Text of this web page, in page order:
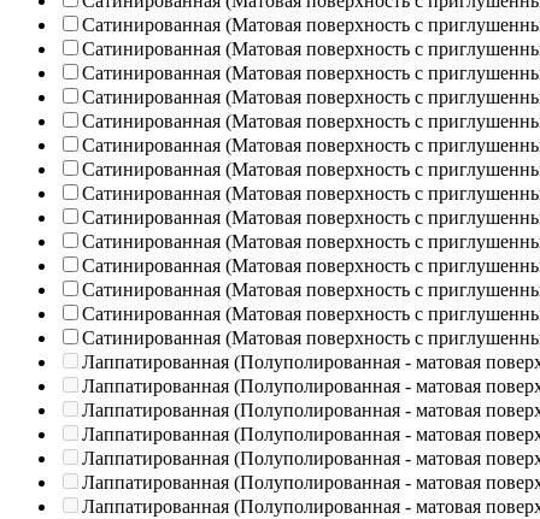
Сатинированная (Матовая поверхность с
Сатинированная (Матовая поверхность с
Сатинированная (Матовая поверхность с
Сатинированная (Матовая поверхность с
Сатинированная (Матовая поверхность с
Сатинированная (Матовая поверхность с
Сатинированная (Матовая поверхность с
Сатинированная (Матовая поверхность с
Сатинированная (Матовая поверхность с
Сатинированная (Матовая поверхность с
Сатинированная (Матовая поверхность с
Сатинированная (Матовая поверхность с
Сатинированная (Матовая поверхность с
Сатинированная (Матовая поверхность с
Лаппатированная (Полуполированная - матовая
Лаппатированная (Полуполированная - матовая
Лаппатированная (Полуполированная - матовая
Лаппатированная (Полуполированная - матовая
Лаппатированная (Полуполированная - матовая
Лаппатированная (Полуполированная - матовая
Лаппатированная (Полуполированная - матовая